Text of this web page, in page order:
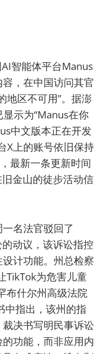
AI智能体平台Manus
，在中国访问其官
地区不可用”。据澎
示为“Manus在你
中文版本正在开发
X上的账号依旧保持
最新一条更新时间
金山的徒步活动信
一名法官驳回了
动议，该诉讼指控
计功能。州总检察
TikTok为危害儿童
布什尔州高级法院
中指出，该州的指
决书写明民事诉讼
功能，而非应用内